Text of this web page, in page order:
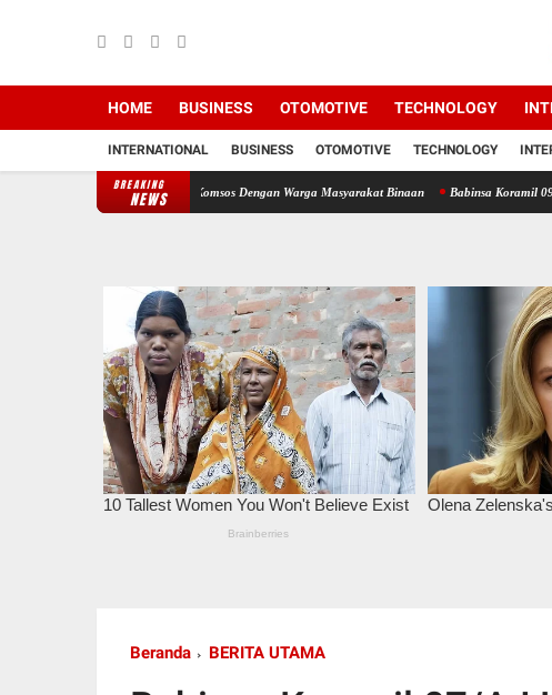
HOME BUSINESS OTOMOTIVE TECHNOLOGY
INTERNATIONAL BUSINESS OTOMOTIVE TECHNOLOGY
BREAKING
NEWS
Silaturahmi Lewat Komsos Dengan Warga Masyarakat Binaan Babinsa Koramil 09/TB Kodim
Beranda BERITA UTAMA